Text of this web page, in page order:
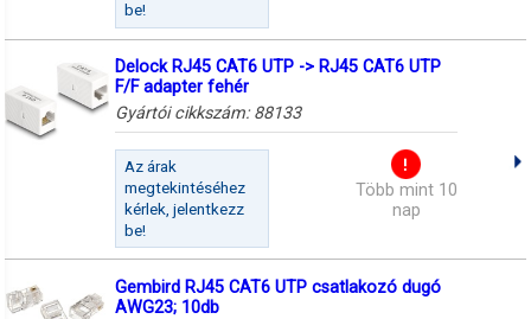
be!
Delock RJ45 CAT6 UTP -> RJ45 CAT6 UTP
F/F adapter fehér
Gyártói cikkszám: 88133
Az árak
megtekintéséhez
kérlek, jelentkezz
be!
Több mint 10
nap
Gembird RJ45 CAT6 UTP csatlakozó dugó
AWG23; 10db